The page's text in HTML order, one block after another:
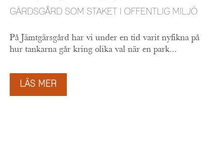
GÄRDSGÅRD SOM STAKET I OFFENTLIG MILJÖ
På Jämtgärsgård har vi under en tid varit nyfikna på
hur tankarna går kring olika val när en park...
LÄS MER